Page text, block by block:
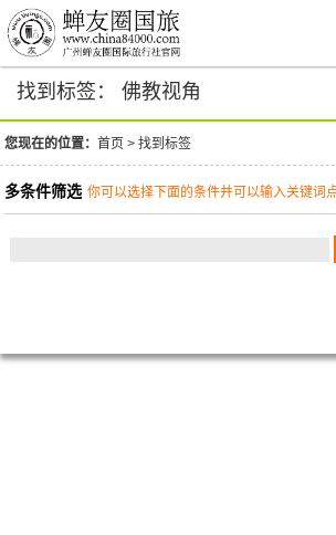
找到标签： 佛教视角
您现在的位置：首页 >找到标签
多条件筛选 你可以选择下面的条件并可以输入关键词